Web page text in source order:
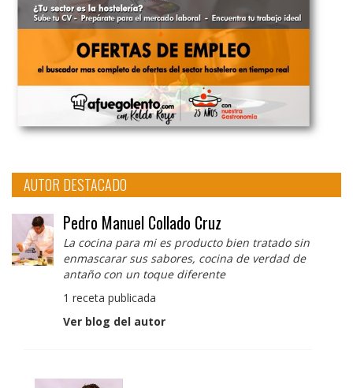
AUTOR DESTACADO
Pedro Manuel Collado Cruz
La cocina para mi es producto bien tratado sin
enmascarar sus sabores, cocina de verdad de
antaño con un toque diferente
1 receta publicada
Ver blog del autor